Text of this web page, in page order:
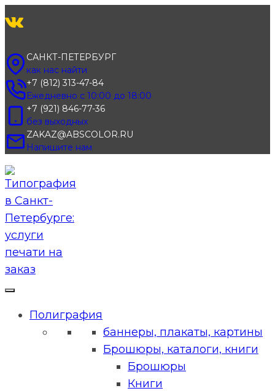
к
САНКТ-ПЕТЕРБУРГ
как нас найти
+7 (812) 313-47-84
Ежедневно с 10:00 до 18:00
+7 (921) 846-77-36
без выходных
ZAKAZ@ABSCOLOR.RU
Напишите нам
Полиграфия
баннеры, плакаты, картины
Брошюры, каталоги, книги
Брошюры
Книги